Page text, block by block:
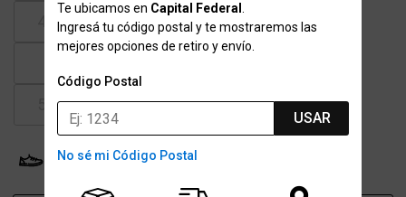
Te ubicamos en Capital Federal
Ingresá tu código postal y te mostraremos las
mejores opciones de retiro y envío.
Código Postal
USAR
No sé mi Código Postal
44.5 45-45.5 46 46.5
50.5 51.5
Probador Virtual Tabla de talles